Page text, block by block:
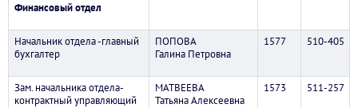
Финансовый отдел
Начальник отдела -главный
бухгалтер
ПОПОВА
Галина Петровна
1577 510-405
Зам. начальника отдела-
контрактный управляющий
МАТВЕЕВА
Татьяна Алексеевна
1573 511-257